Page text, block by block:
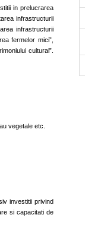
in prelucrarea
infrastructurii
infrastructurii
fermelor mici”,
cultural”.
vegetale etc.
investitii privind
si capacitati de